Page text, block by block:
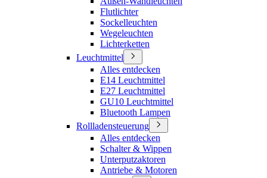
Flutlichter
Sockelleuchten
Wegeleuchten
Lichterketten
Leuchtmittel
Alles entdecken
E14 Leuchtmittel
E27 Leuchtmittel
GU10 Leuchtmittel
Bluetooth Lampen
Rollladensteuerung
Alles entdecken
Schalter & Wippen
Unterputzaktoren
Antriebe & Motoren